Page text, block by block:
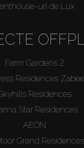
uri de Lux
Farm Gardens 2
Residences
Residences
Star Residences
AEON
Grand Residences